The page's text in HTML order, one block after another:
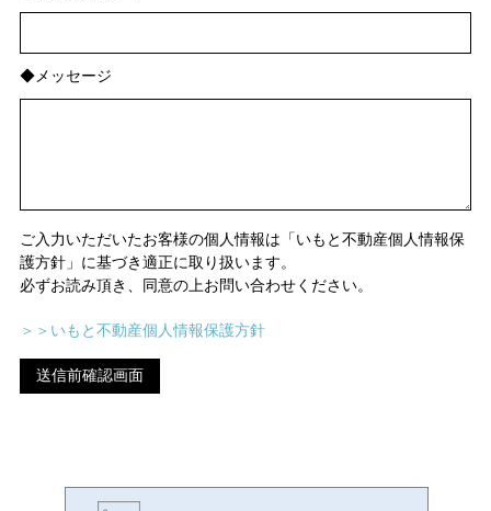
◆メッセージ
ご入力いただいたお客様の個人情報は「いもと不動産個人情報保
護方針」に基づき適正に取り扱います。
必ずお読み頂き、同意の上お問い合わせください。
＞＞いもと不動産個人情報保護方針